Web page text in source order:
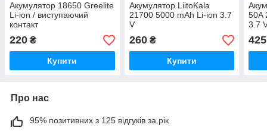
Акумулятор 18650 Greelite
Li-ion / виступаючий
контакт
220 ₴
Купити
Акумулятор LiitoKala
21700 5000 mAh Li-ion 3.7
V
260₴
Купити
50A
3.7
425
Про нас
95% позитивних з 125 відгуків за рік